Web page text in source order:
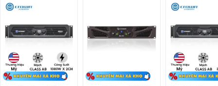
đầu vào được thiết kế cân bằng điện tử, cổng đầu ra với 2 sự lựa chọn